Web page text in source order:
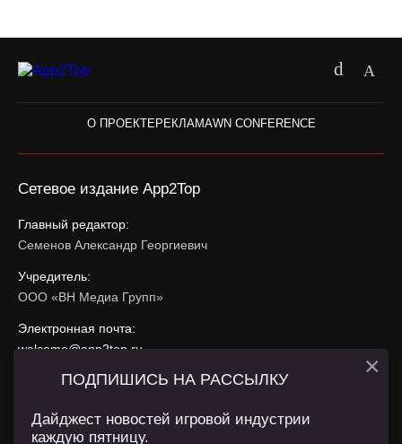
О ПРОЕКТЕРЕКЛАМАWN CONFERENCE
Сетевое издание App2Top
Главный редактор:
Семенов Александр Георгиевич
Учредитель:
ООО «ВН Медиа Групп»
Электронная почта:
welcome@app2top.ru
При использовании материалов активная ссылка на
ПОДПИШИСЬ НА РАССЫЛКУ
Дайджест новостей игровой индустрии
каждую пятницу.
×